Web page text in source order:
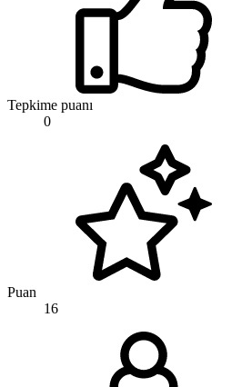
Tepkime puanı
0
Puan
16